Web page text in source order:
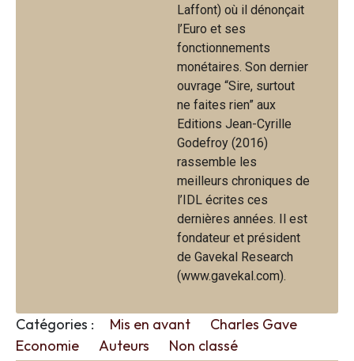
Laffont) où il dénonçait
l’Euro et ses
fonctionnements
monétaires. Son dernier
ouvrage “Sire, surtout
ne faites rien” aux
Editions Jean-Cyrille
Godefroy (2016)
rassemble les
meilleurs chroniques de
l’IDL écrites ces
dernières années. Il est
fondateur et président
de Gavekal Research
(www.gavekal.com).
Catégories : Mis en avant
Charles Gave
Economie
Auteurs Non classé